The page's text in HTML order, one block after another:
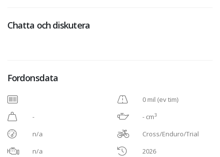
Chatta och diskutera
Fordonsdata
-
n/a
n/a
0 mil (ev tim)
- cm3
Cross/Enduro/Trial
2026